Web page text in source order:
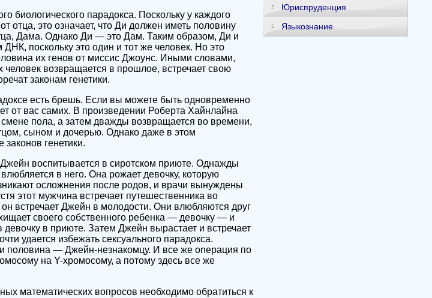
биологического парадокса. Поскольку у каждого
отца, это означает, что Ди должен иметь половину
Дама. Однако Ди — это Дам. Таким образом, Ди и
поскольку это один и тот же человек. Но это
их генов от миссис Джоунс. Иными словами,
возвращается в прошлое, встречает свою
законам генетики.
есть брешь. Если вы можете быть одновременно
от вас самих. В произведении Роберта Хайнлайна
пола, а затем дважды возвращается во времени,
сыном и дочерью. Однако даже в этом
законов генетики.
воспитывается в сиротском приюте. Однажды
в него. Она рожает девочку, которую
осложнения после родов, и врачи вынуждены
этот мужчина встречает путешественника во
встречает Джейн в молодости. Они влюбляются друг
своего собственного ребенка — девочку — и
в приюте. Затем Джейн вырастает и встречает
удается избежать сексуального парадокса.
половина — Джейн-незнакомцу. И все же oneрация по
на Y-хромосому, а потому здесь все же
математических вопросов необходимо обратиться к
Юриспруденция
Языкознание